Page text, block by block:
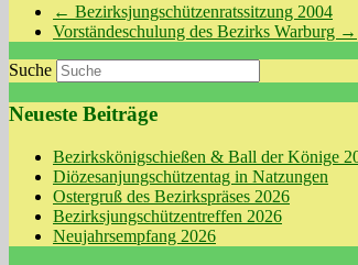
← Bezirksjungschützenratssitzung 2004
Vorständeschulung des Bezirks Warburg →
Suche
Neueste Beiträge
Bezirkskönigschießen & Ball der Könige
Diözesanjungschützentag in Natzungen
Ostergruß des Bezirkspräses 2026
Bezirksjungschützentreffen 2026
Neujahrsempfang 2026